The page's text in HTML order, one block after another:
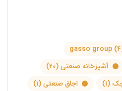
gasso group
آشپزخانه صنعتی(۲۰)
(۱) اجاق صنعتی(۱)